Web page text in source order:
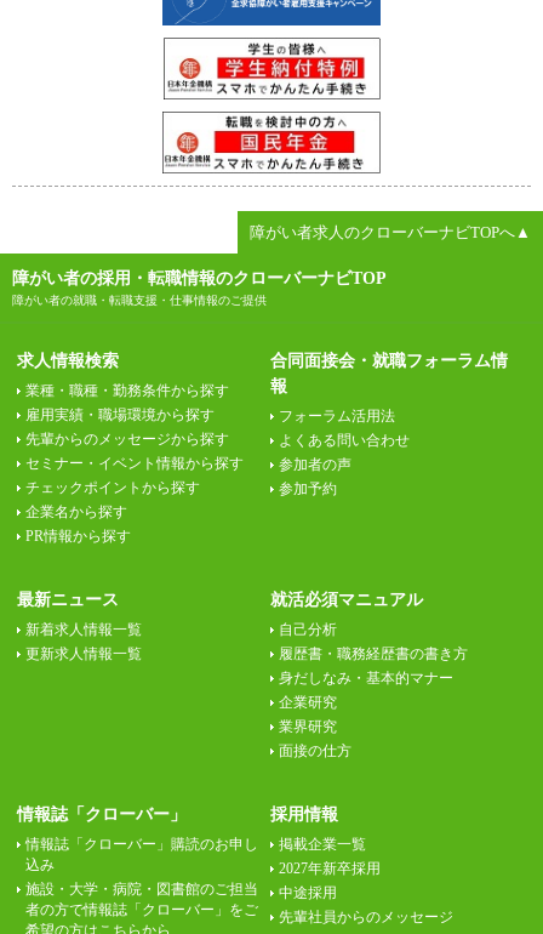
障がい者求人のクローバーナビTOPへ▲
障がい者の採用・転職情報のクローバーナビTOP
障がい者の就職・転職支援・仕事情報のご提供
求人情報検索
業種・職種・勤務条件から探す
雇用実績・職場環境から探す
先輩からのメッセージから探す
セミナー・イベント情報から探す
チェックポイントから探す
企業名から探す
PR情報から探す
合同面接会・就職フォーラム情
報
フォーラム活用法
よくある問い合わせ
参加者の声
参加予約
最新ニュース
新着求人情報一覧
更新求人情報一覧
就活必須マニュアル
自己分析
履歴書・職務経歴書の書き方
身だしなみ・基本的マナー
企業研究
業界研究
面接の仕方
情報誌「クローバー」
情報誌「クローバー」購読のお申し
込み
施設・大学・病院・図書館のご担当
者の方で情報誌「クローバー」をご
採用情報
掲載企業一覧
2027年新卒採用
中途採用
先輩社員からのメッセージ